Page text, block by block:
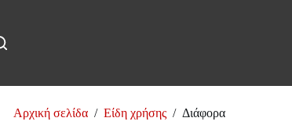
Αρχική σελίδα / Είδη χρήσης / Διάφορα